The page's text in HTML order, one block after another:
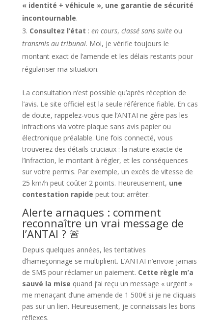
« identité + véhicule », une garantie de sécurité
incontournable.
Consultez l’état : en cours, classé sans suiteou
transmis au tribunal. Moi, je vérifie toujours le
montant exact de l’amende et les délais restants pour
régulariser ma situation.
La consultation n’est possible qu’après réception de
l’avis. Le site officiel est la seule référence fiable. En cas
de doute, rappelez-vous que l’ANTAI ne gère pas les
infractions via votre plaque sans avis papier ou
électronique préalable. Une fois connecté, vous
trouverez des détails cruciaux : la nature exacte de
l’infraction, le montant à régler, et les conséquences
sur votre permis. Par exemple, un excès de vitesse de
25 km/h peut coûter 2 points. Heureusement, une
contestation rapide peut tout arrêter.
Alerte arnaques : comment
reconnaître un vrai message de
l’ANTAI ? 🚨
Depuis quelques années, les tentatives
d’hameçonnage se multiplient. L’ANTAI n’envoie jamais
de SMS pour réclamer un paiement. Cette règle m’a
sauvé la mise quand j’ai reçu un message « urgent »
me menaçant d’une amende de 1 500€ si je ne cliquais
pas sur un lien. Heureusement, je connaissais les bons
réflexes.